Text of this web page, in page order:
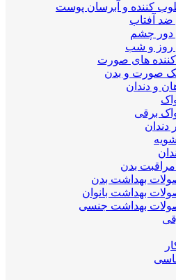
کننده و آبرسان پوست
آفتاب
دور چشم
روز و شب
کننده های صورت
صورت و بدن
و دندان
برقی
دندان
بدن
بهداشت بدن
بهداشت بانوان
بهداشت جنسی